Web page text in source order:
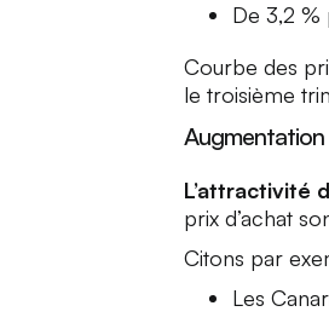
De 3,2 %
Courbe des
le troisième
L’attractivité
prix d’achat
Citons par
Les